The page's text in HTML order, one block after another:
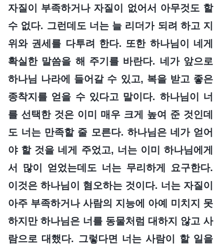
자질이 부족하거나 자질이 없어서 아무것도 할
수 없다. 그런데도 너는 늘 리더가 되려 하고 지
위와 권세를 다투려 한다. 또한 하나님이 네게
확실한 말씀을 해 주기를 바란다. 네가 앞으로
하나님 나라에 들어갈 수 있고, 복을 받고 좋은
종착지를 얻을 수 있다고 말이다. 하나님이 너
를 선택한 것은 이미 매우 크게 높여 준 것인데
도 너는 만족할 줄 모른다. 하나님은 네가 얻어
야 할 것을 네게 주었고, 너는 이미 하나님에게
서 많이 얻었는데도 너는 무리하게 요구한다.
이것은 하나님이 혐오하는 것이다. 너는 자질이
아주 부족하거나 사람의 지능에 아예 미치지 못
하지만 하나님은 너를 동물처럼 대하지 않고 사
람으로 대했다. 그렇다면 너는 사람이 할 일을